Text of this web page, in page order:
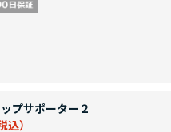
プサポーター２